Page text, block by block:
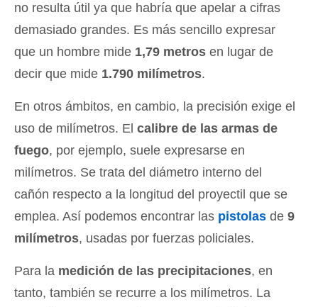
no resulta útil ya que habría que apelar a cifras
demasiado grandes. Es más sencillo expresar
que un hombre mide 1,79 metros en lugar de
decir que mide 1.790 milímetros.
En otros ámbitos, en cambio, la precisión exige el
uso de milímetros. El calibre de las armas de
fuego, por ejemplo, suele expresarse en
milímetros. Se trata del diámetro interno del
cañón respecto a la longitud del proyectil que se
emplea. Así podemos encontrar las pistolas de 9
milímetros, usadas por fuerzas policiales.
Para la medición de las precipitaciones, en
tanto, también se recurre a los milímetros. La